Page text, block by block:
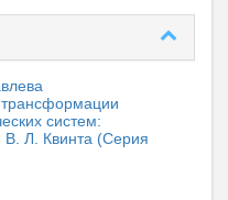
систем:
Л. Квинта (Серия